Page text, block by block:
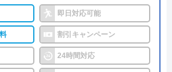
中から現場に一番近いスタッフ
短30分で駆け付けてくれます。
即日対応可能
割引キャンペーン
24時間対応